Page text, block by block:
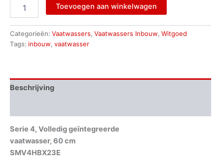
Toevoegen aan winkelwagen
Categorieën: Vaatwassers, Vaatwassers Inbouw, Witgoed
Tags: inbouw, vaatwasser
Beschrijving
Serie 4, Volledig geïntegreerde
vaatwasser, 60 cm
SMV4HBX23E